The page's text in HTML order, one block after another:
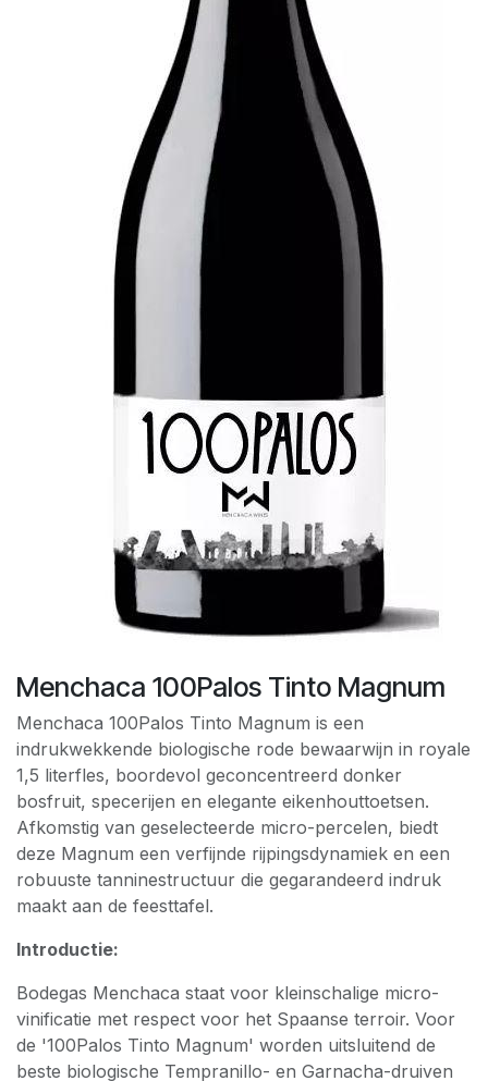
Menchaca 100Palos Tinto Magnum
Menchaca 100Palos Tinto Magnum is een
indrukwekkende biologische rode bewaarwijn in royale
1,5 literfles, boordevol geconcentreerd donker
bosfruit, specerijen en elegante eikenhouttoetsen.
Afkomstig van geselecteerde micro-percelen, biedt
deze Magnum een verfijnde rijpingsdynamiek en een
robuuste tanninestructuur die gegarandeerd indruk
maakt aan de feesttafel.
Introductie:
Bodegas Menchaca staat voor kleinschalige micro-
vinificatie met respect voor het Spaanse terroir. Voor
de '100Palos Tinto Magnum' worden uitsluitend de
beste biologische Tempranillo- en Garnacha-druiven